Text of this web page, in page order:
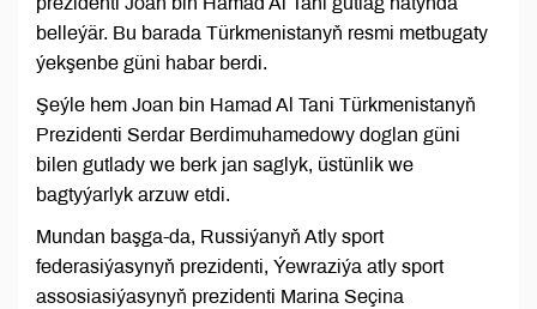
belleýär. Bu barada Türkmenistanyň resmi metbugaty
ýekşenbe güni habar berdi.
Şeýle hem Joan bin Hamad Al Tani Türkmenistanyň
Prezidenti Serdar Berdimuhamedowy doglan güni
bilen gutlady we berk jan saglyk, üstünlik we
bagtyýarlyk arzuw etdi.
Mundan başga-da, Russiýanyň Atly sport
federasiýasynyň prezidenti, Ýewraziýa atly sport
assosiasiýasynyň prezidenti Marina Seçina